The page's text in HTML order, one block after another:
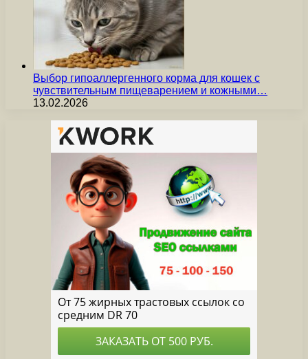
Выбор гипоаллергенного корма для кошек с
чувствительным пищеварением и кожными…
13.02.2026